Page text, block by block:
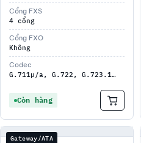
Cổng FXS
4 cổng
Cổng FXO
Không
Codec
G.711µ/a, G.722, G.723.1…
Còn hàng
Gateway/ATA